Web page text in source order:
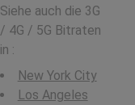
Siehe auch die 3G
/ 4G / 5G Bitraten
in :
New York City
Los Angeles